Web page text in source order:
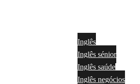
Inglês
Inglês sénior
Inglês saúde
Inglês negócios